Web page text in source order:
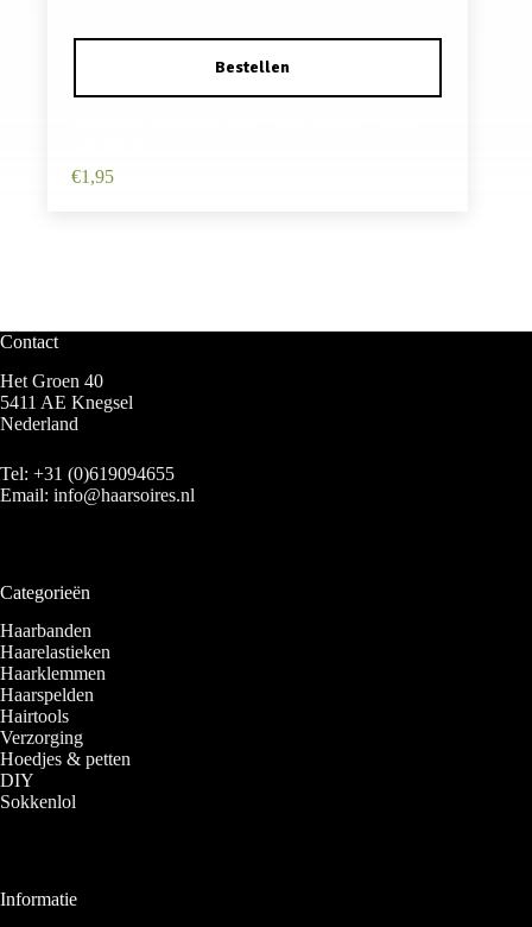
€1,95
Contact
Het Groen 40
5411 AE Knegsel
Nederland
Tel: +31 (0)619094655
Email: info@haarsoires.nl
Categorieën
Haarbanden
Haarelastieken
Haarklemmen
Haarspelden
Hairtools
Verzorging
Hoedjes & petten
DIY
Sokkenlol
Informatie